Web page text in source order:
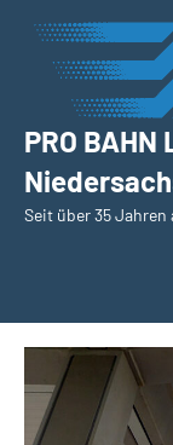
Inhalt
springen
PRO
Seit über 35